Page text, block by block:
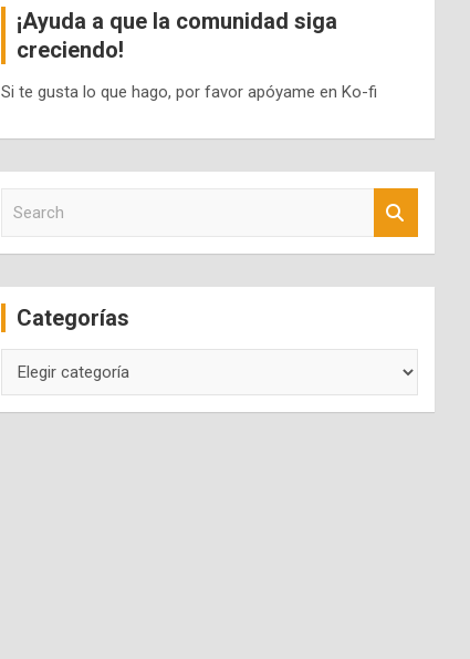
¡Ayuda a que la comunidad siga
creciendo!
Si te gusta lo que hago, por favor apóyame en Ko-fi
c
Categorías